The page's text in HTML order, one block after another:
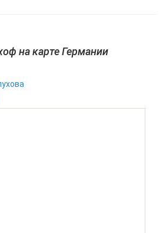
на карте Германии